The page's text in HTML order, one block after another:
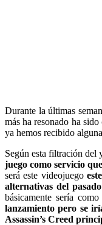
Durante la últimas
más ha resonado ha
ya hemos recibido
Según esta filtración del
juego como servicio
será este videojuego
alternativas del
básicamente sería
lanzamiento pero se
Assassin’s Creed